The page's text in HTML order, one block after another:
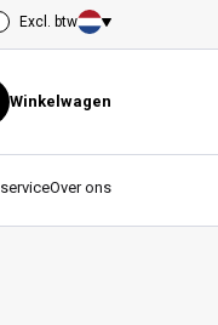
Excl. btw
Land/regio
Winkelwagen
Over ons